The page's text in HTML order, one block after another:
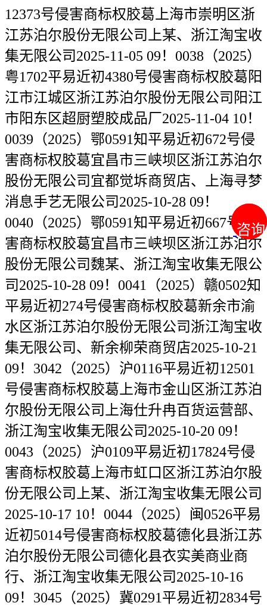
咨询
咨询
12373号侵害商标权胶葛上海市崇明区浙
江苏泊尔股份无限公司上某、浙江淘宝收
集无限公司2025-11-05 09！0038（2025）
粤1702平易近初4380号侵害商标权胶葛阳
江市江城区浙江苏泊尔股份无限公司阳江
市阳东区超厨塑胶成品厂2025-11-04 10！
0039（2025）鄂0591知平易近初672号侵
害商标权胶葛宜昌市三峡坝区浙江苏泊尔
股份无限公司宜都觉坼商贸店、上海寻梦
消息手艺无限公司2025-10-28 09！
0040（2025）鄂0591知平易近初667号侵
害商标权胶葛宜昌市三峡坝区浙江苏泊尔
股份无限公司魏某、浙江淘宝收集无限公
司2025-10-28 09！0041（2025）赣0502知
平易近初274号侵害商标权胶葛新余市渝
水区浙江苏泊尔股份无限公司浙江淘宝收
集无限公司、新余柳荣商贸店2025-10-21
09！3042（2025）沪0116平易近初12501
号侵害商标权胶葛上海市金山区浙江苏泊
尔股份无限公司上海仕升冉百货运营部、
浙江淘宝收集无限公司2025-10-20 09！
0043（2025）沪0109平易近初17824号侵
害商标权胶葛上海市虹口区浙江苏泊尔股
份无限公司上某、浙江淘宝收集无限公司
2025-10-17 10！0044（2025）闽0526平易
近初5014号侵害商标权胶葛德化县浙江苏
泊尔股份无限公司德化县衣实美商业商
行、浙江淘宝收集无限公司2025-10-16
09！3045（2025）冀0291平易近初2834号